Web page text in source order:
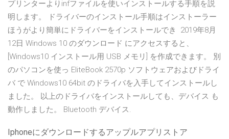
プリンターよりinfファイルを使いインストールする手順を説
明します。 ドライバーのインストール手順はインストーラー
ほうがより簡単にドライバーをインストールでき 2019年8月
12日 Windows 10 のダウンロード にアクセスすると、
[Windows10 インストール用 USB メモリ] を作成できます。 別
のパソコンを使っ EliteBook 2570p ソフトウェアおよびドライ
バ で Windows10 64bit のドライバを入手してインストールし
ました。 以上のドライバをインストールしても、デバイス も
動作しました。 Bluetooth デバイス.
Iphoneにダウンロードするアップルアプリストア